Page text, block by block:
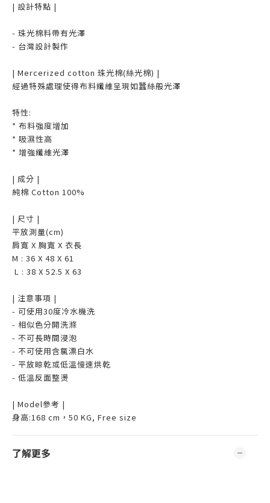
| 設計特點 |
- 珠光棉料帶有光澤
- 台灣設計製作
| Mercerized cotton 珠光棉(絲光棉) |
經過特殊處理使得布料纖維呈現如蠶絲般光澤
特性:
* 布料強度增加
* 吸濕性高
* 增強纖維光澤
| 成分 |
純棉 Cotton 100%
| 尺寸 |
平放測量(cm)
肩寬 X 胸寬 X 衣長
M : 36 X 48 X 61
L : 38 X 52.5 X 63
| 注意事項 |
- 可使用30度冷水機洗
- 相似色分開洗滌
- 不可長時間浸泡
- 不可使用含氯漂白水
- 平放晾乾或低溫慢速烘乾
- 低溫反面整燙
| Model參考 |
身高:168 cm，50 KG, Free size
了解更多